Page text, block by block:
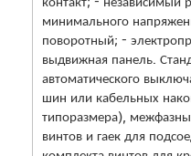
минимального
поворотный; -
выдвижная панель.
автоматического
шин или кабельных
типоразмера),
винтов и гаек для